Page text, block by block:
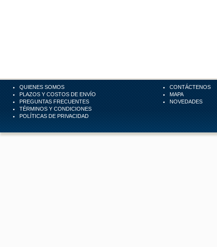
QUIENES SOMOS
PLAZOS Y COSTOS DE ENVÍO
PREGUNTAS FRECUENTES
TÉRMINOS Y CONDICIONES
POLÍTICAS DE PRIVACIDAD
CONTÁCTENOS
MAPA
NOVEDADES